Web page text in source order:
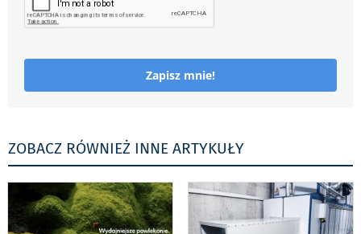
Zapisz mnie!
ZOBACZ RÓWNIEŻ INNE ARTYKUŁY